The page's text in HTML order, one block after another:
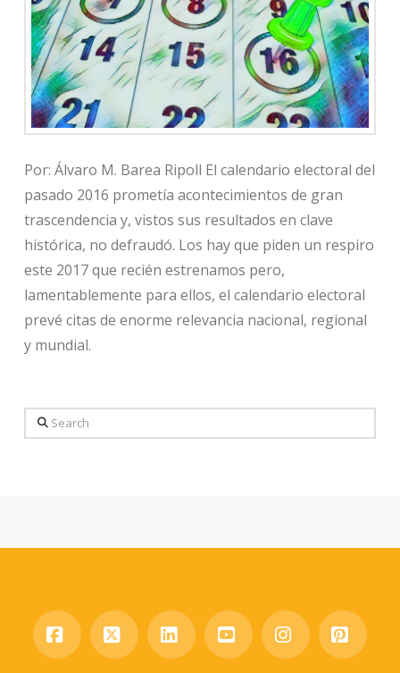
Por: Álvaro M. Barea Ripoll El calendario electoral del
pasado 2016 prometía acontecimientos de gran
trascendencia y, vistos sus resultados en clave
histórica, no defraudó. Los hay que piden un respiro
este 2017 que recién estrenamos pero,
lamentablemente para ellos, el calendario electoral
prevé citas de enorme relevancia nacional, regional
y mundial.
Search